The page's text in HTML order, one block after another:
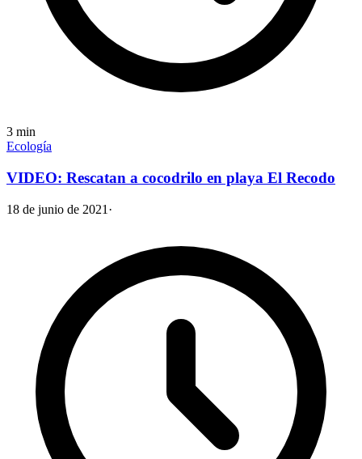
3 min
Ecología
VIDEO: Rescatan a cocodrilo en playa El Recodo
18 de junio de 2021 ·